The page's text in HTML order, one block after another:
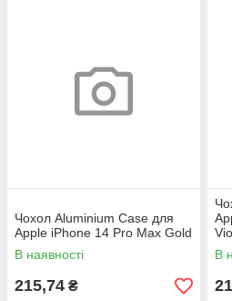
Чохол Aluminium Case для
Apple iPhone 14 Pro Max Gold
В наявності
215,74 ₴
В